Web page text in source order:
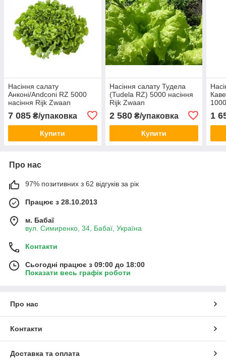
Насіння салату
Анконі/Andconi RZ 5000
насіння Rijk Zwaan
7 085 ₴/упаковка
Купити
Насіння салату Тудела
(Tudela RZ) 5000 насіння
Rijk Zwaan
2 580₴/упаковка
Купити
1
Про нас
97% позитивних з 62 відгуків за рік
Працює з 28.10.2013
м. Бабаї
вул. Симиренко, 34, Бабаї, Україна
Контакти
Сьогодні працює з 09:00 до 18:00
Показати весь графік роботи
Про нас
Контакти
Доставка та оплата